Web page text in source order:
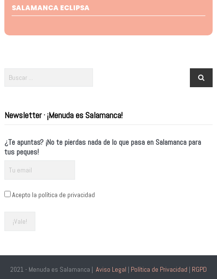
SALAMANCA ECLIPSA
Newsletter · ¡Menuda es Salamanca!
¿Te apuntas? ¡No te pierdas nada de lo que pasa en Salamanca para
tus peques!
Acepto la política de privacidad
2021 - Menuda es Salamanca | Aviso Legal | Política de Privacidad | RGPD